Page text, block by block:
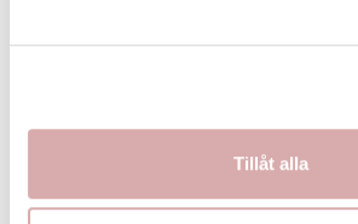
Tillåt alla